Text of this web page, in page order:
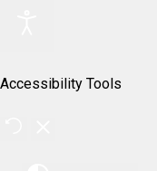
Accessibility Tools